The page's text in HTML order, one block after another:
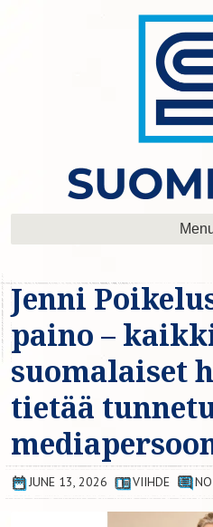
Jenni
paino –
suomalaiset
tietää
JUNE 13, 2026 VIIHDE